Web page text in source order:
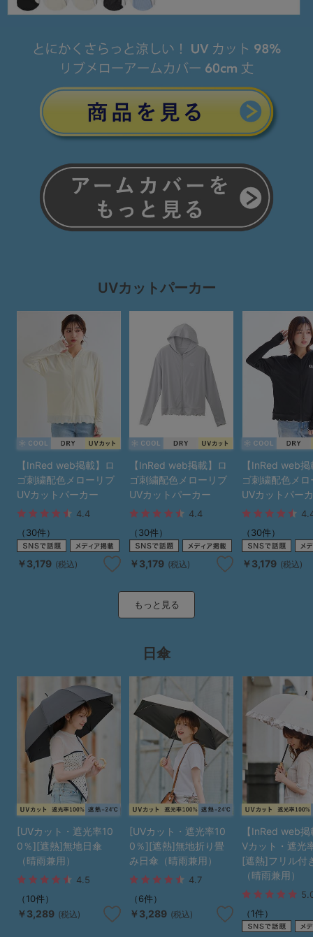
UVカットパーカー
【InRed web掲載】ロ
ゴ刺繍配色メローリブ
UVカットパーカー
4.4
（30件）
￥3,179 (税込)
【InRed web掲載】ロ
ゴ刺繍配色メローリブ
UVカットパーカー
4.4
（30件）
￥3,179 (税込)
【InRed web
ゴ刺繍配色メ
UVカットパー
（30件）
￥3,179 (税込)
もっと見る
日傘
[UVカット・遮光率10
0％][遮熱]無地日傘
（晴雨兼用）
4.5
（10件）
￥3,289 (税込)
[UVカット・遮光率10
0％][遮熱]無地折り畳
み日傘（晴雨兼用）
4.7
（6件）
￥3,289 (税込)
【InRed web
Vカット・遮光
[遮熱]フリル付
（晴雨兼用）
（1件）